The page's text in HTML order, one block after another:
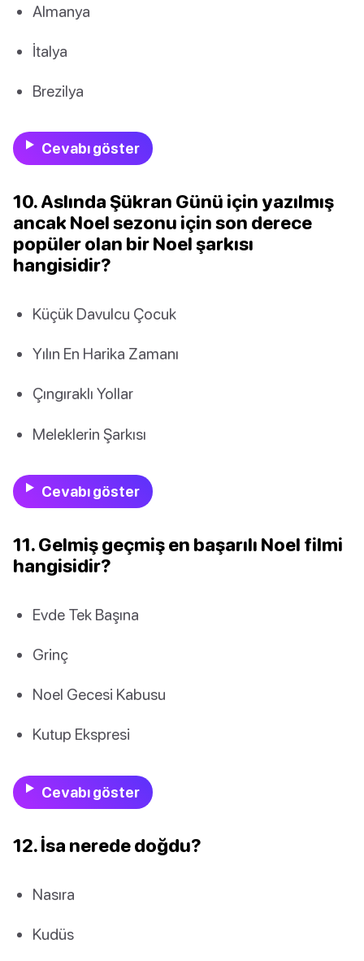
Almanya
İtalya
Brezilya
Cevabı göster
10. Aslında Şükran Günü için yazılmış
ancak Noel sezonu için son derece
popüler olan bir Noel şarkısı
hangisidir?
Küçük Davulcu Çocuk
Yılın En Harika Zamanı
Çıngıraklı Yollar
Meleklerin Şarkısı
Cevabı göster
11. Gelmiş geçmiş en başarılı Noel filmi
hangisidir?
Evde Tek Başına
Grinç
Noel Gecesi Kabusu
Kutup Ekspresi
Cevabı göster
12. İsa nerede doğdu?
Nasıra
Kudüs